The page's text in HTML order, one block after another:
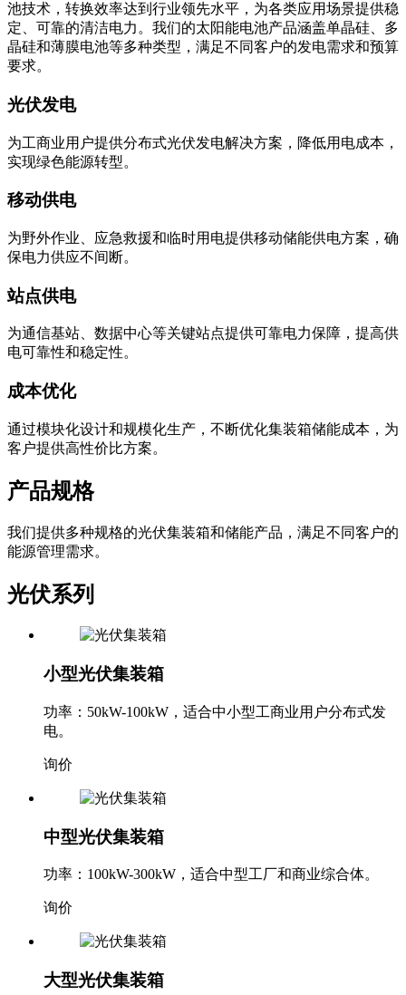
池技术，转换效率达到行业领先水平，为各类应用场景提供稳
定、可靠的清洁电力。我们的太阳能电池产品涵盖单晶硅、多
晶硅和薄膜电池等多种类型，满足不同客户的发电需求和预算
要求。
光伏发电
为工商业用户提供分布式光伏发电解决方案，降低用电成本，
实现绿色能源转型。
移动供电
为野外作业、应急救援和临时用电提供移动储能供电方案，确
保电力供应不间断。
站点供电
为通信基站、数据中心等关键站点提供可靠电力保障，提高供
电可靠性和稳定性。
成本优化
通过模块化设计和规模化生产，不断优化集装箱储能成本，为
客户提供高性价比方案。
产品规格
我们提供多种规格的光伏集装箱和储能产品，满足不同客户的
能源管理需求。
光伏系列
小型光伏集装箱
功率：50kW-100kW，适合中小型工商业用户分布式发
电。
询价
中型光伏集装箱
功率：100kW-300kW，适合中型工厂和商业综合体。
询价
大型光伏集装箱